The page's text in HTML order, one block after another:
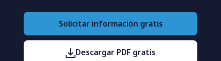
Solicitar información gratis
Descargar PDF gratis